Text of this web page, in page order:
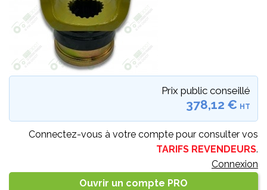
Prix public conseillé
378,12 € HT
Connectez-vous à votre compte pour consulter vos
TARIFS REVENDEURS.
Connexion
Ouvrir un compte PRO